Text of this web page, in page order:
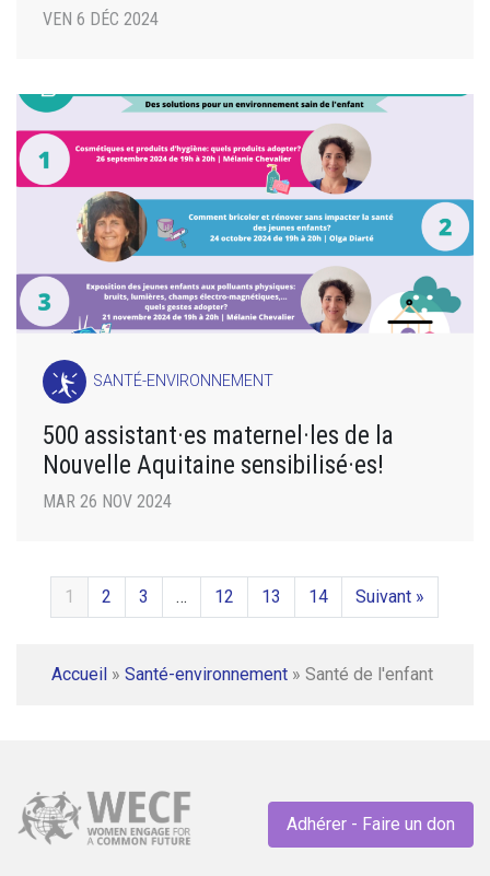
VEN 6 DÉC 2024
SANTÉ-ENVIRONNEMENT
500 assistant·es maternel·les de la
Nouvelle Aquitaine sensibilisé·es!
MAR 26 NOV 2024
1 2 3 … 12 13 14 Suivant »
Accueil » Santé-environnement » Santé de l'enfant
Adhérer - Faire un don